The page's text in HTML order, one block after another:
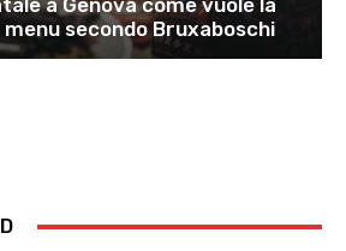
a Genova come vuole la
secondo Bruxaboschi